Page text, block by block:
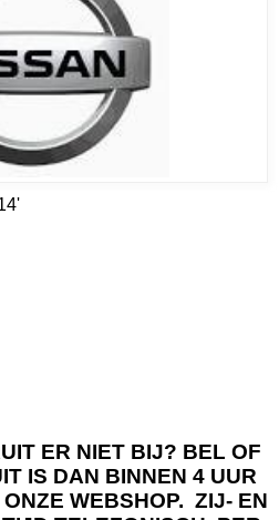
ER NIET BIJ? BEL OF
IS DAN BINNEN 4 UUR
WEBSHOP. ZIJ- EN